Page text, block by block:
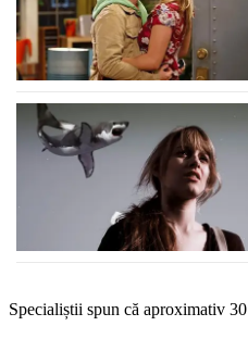
Specialiștii spun că aproximativ